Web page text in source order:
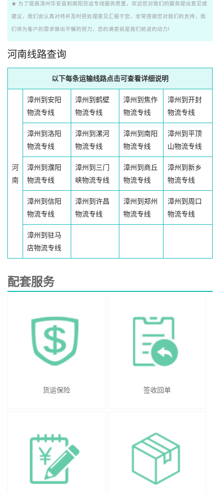
★ 为了提高漳州华安县到南阳货运专线服务质量，欢迎您对我们的服务提出意见或
建议，我们会认真对待并及时把处理意见汇报于您，非常感谢您对我们的支持，我
们将为客户的需求做出不懈的努力，您的满意就是我们前进的动力!
河南线路查询
以下每条运输线路点击可查看详细说明
河
南
漳州到安阳
物流专线
漳州到鹤壁
物流专线
漳州到焦作
物流专线
漳州到开封
物流专线
漳州到洛阳
物流专线
漳州到漯河
物流专线
漳州到南阳
物流专线
漳州到平顶
山物流专线
漳州到濮阳
物流专线
漳州到三门
峡物流专线
漳州到商丘
物流专线
漳州到新乡
物流专线
漳州到信阳
物流专线
漳州到许昌
物流专线
漳州到郑州
物流专线
漳州到周口
物流专线
漳州到驻马
店物流专线
配套服务
货运保险 签收回单